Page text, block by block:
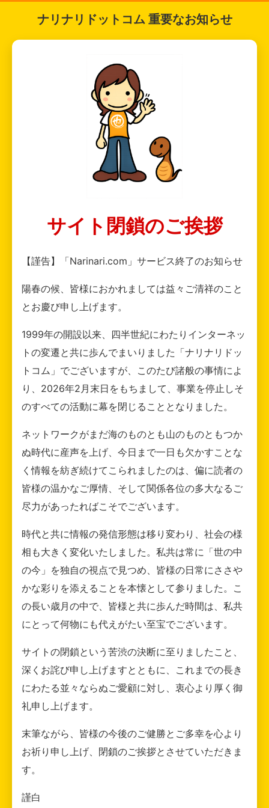
ナリナリドットコム 重要なお知らせ
サイト閉鎖のご挨拶
【謹告】「Narinari.com」サービス終了のお知らせ
陽春の候、皆様におかれましては益々ご清祥のこと
とお慶び申し上げます。
1999年の開設以来、四半世紀にわたりインターネッ
トの変遷と共に歩んでまいりました「ナリナリドッ
トコム」でございますが、このたび諸般の事情によ
り、2026年2月末日をもちまして、事業を停止しそ
のすべての活動に幕を閉じることとなりました。
ネットワークがまだ海のものとも山のものともつか
ぬ時代に産声を上げ、今日まで一日も欠かすことな
く情報を紡ぎ続けてこられましたのは、偏に読者の
皆様の温かなご厚情、そして関係各位の多大なるご
尽力があったればこそでございます。
時代と共に情報の発信形態は移り変わり、社会の様
相も大きく変化いたしました。私共は常に「世の中
の今」を独自の視点で見つめ、皆様の日常にささや
かな彩りを添えることを本懐として参りました。こ
の長い歳月の中で、皆様と共に歩んだ時間は、私共
にとって何物にも代えがたい至宝でございます。
サイトの閉鎖という苦渋の決断に至りましたこと、
深くお詫び申し上げますとともに、これまでの長き
にわたる並々ならぬご愛顧に対し、衷心より厚く御
礼申し上げます。
末筆ながら、皆様の今後のご健勝とご多幸を心より
お祈り申し上げ、閉鎖のご挨拶とさせていただきま
す。
謹白